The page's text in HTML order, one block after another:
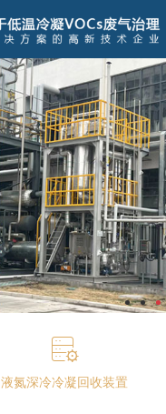
液氮深冷冷凝回收装置